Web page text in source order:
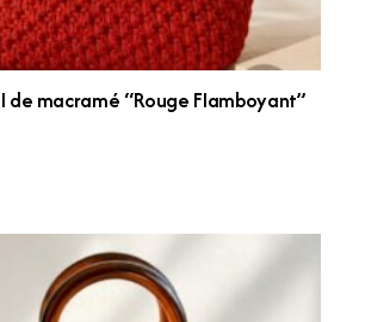
de macramé “Rouge Flamboyant”